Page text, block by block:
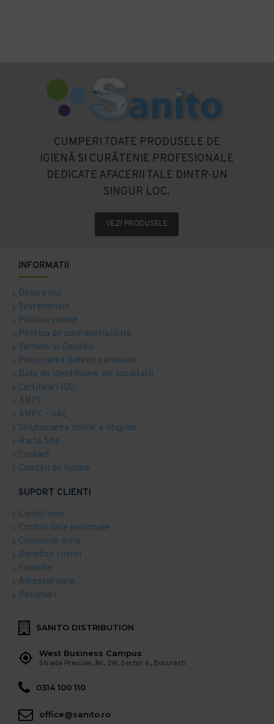
CUMPERI TOATE PRODUSELE DE
IGIENĂ SI CURĂTENIE PROFESIONALE
DEDICATE AFACERII TALE DINTR-UN
SINGUR LOC.
VEZI PRODUSELE
INFORMATII
Despre noi
Testimoniale
Politica cookie
Politica de confidentialitate
Termeni si Conditii
Prelucrarea datelor personale
Date de identificare ale societatii
Certificari ISO
ANPC
ANPC - SAL
Solutionarea online a litigiilor
Harta Site
Contact
Conditii de livrare
SUPORT CLIENTI
Contul meu
Control date personale
Comenzile mele
Beneficii clienti
Favorite
Adresele mele
Returnari
SANITO DISTRIBUTION
West Business Campus
Strada Preciziei, Nr, 3W, Sector 6, Bucuresti
0314 100 110
office@sanito.ro